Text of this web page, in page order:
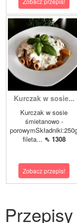
Kurczak w sosie...
Kurczak w sosie
śmietanowo -
fileta... ⇖ 1308
Zobacz przepis!